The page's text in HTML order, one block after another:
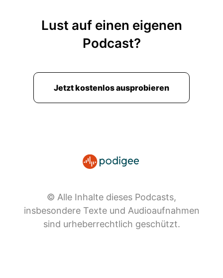
Lust auf einen eigenen
Podcast?
Jetzt kostenlos ausprobieren
© Alle Inhalte dieses Podcasts,
insbesondere Texte und Audioaufnahmen
sind urheberrechtlich geschützt.